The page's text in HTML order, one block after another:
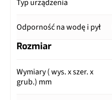
Typ urządzenia
Odporność na wodę i pył
Rozmiar
Wymiary ( wys. x szer. x
grub.) mm